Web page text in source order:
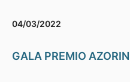
04/03/2022
GALA PREMIO